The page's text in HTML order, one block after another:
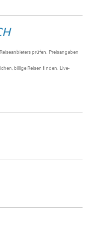
prüfen. Preisangaben
, billige Reisen finden. Live-